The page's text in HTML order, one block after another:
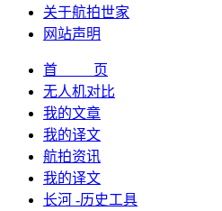
关于航拍世家
网站声明
首 页
无人机对比
我的文章
我的译文
航拍资讯
我的译文
长河 -历史工具